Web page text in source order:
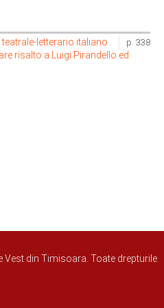
p. 338
letterario italiano
risalto a Luigi Pirandello ed
din Timisoara. Toate drepturile